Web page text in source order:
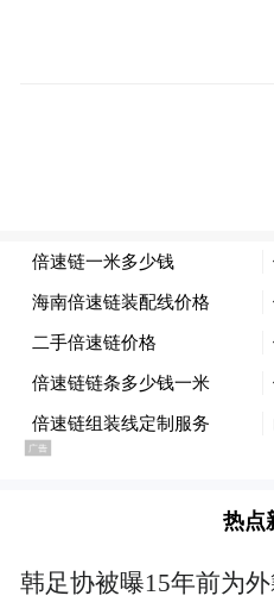
活动期间，嘉宾们参
热点
韩足协被曝15年前为